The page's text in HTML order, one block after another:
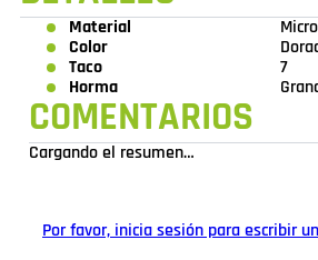
Material
Color
Taco
7
Horma
COMENTARIOS
Cargando el resumen…
Por favor, inicia sesión para escribir